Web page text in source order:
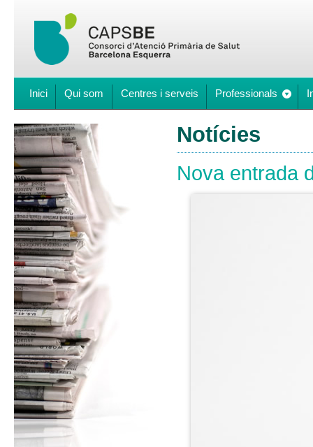
Inici Qui som Centres i serveis Professionals
Notícies
Nova entrada